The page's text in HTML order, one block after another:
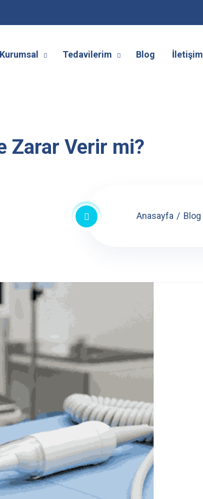
Kurumsal Tedavilerim Blog İletişim
Zarar Verir mi?
Anasayfa Blog